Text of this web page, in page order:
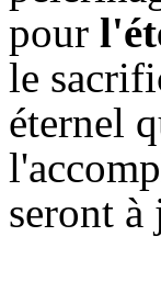
pour
le
éternel
seront à